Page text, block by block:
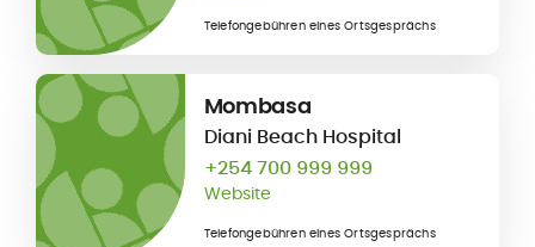
Telefongebühren eines Ortsgesprächs
Mombasa
Diani Beach Hospital
+254 700 999 999
Website
Telefongebühren eines Ortsgesprächs